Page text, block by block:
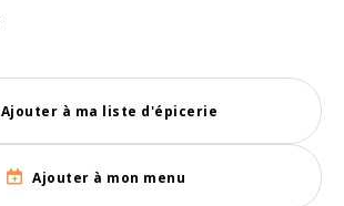
Ajouter à ma liste d'épicerie
Ajouter à mon menu